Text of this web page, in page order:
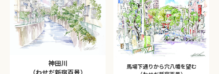
神田川
馬場下通りから穴八幡を望む